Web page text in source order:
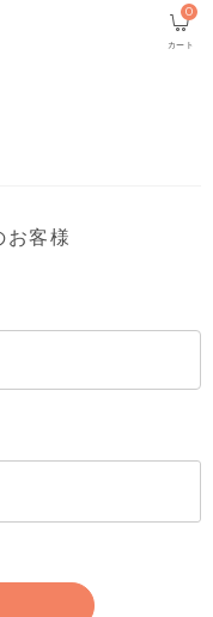
カート
0
お客様